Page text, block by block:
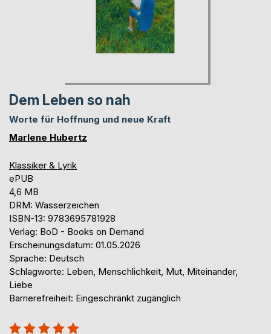
Dem Leben so nah
Worte für Hoffnung und neue Kraft
Marlene Hubertz
Klassiker & Lyrik
ePUB
4,6 MB
DRM: Wasserzeichen
ISBN-13: 9783695781928
Verlag: BoD - Books on Demand
Erscheinungsdatum: 01.05.2026
Sprache: Deutsch
Schlagworte: Leben, Menschlichkeit, Mut, Miteinander,
Liebe
Barrierefreiheit: Eingeschränkt zugänglich
Bewertung::